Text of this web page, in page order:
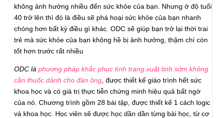
không ảnh hưởng nhiều đến sức khỏe của bạn. Nhưng ở độ tuổi
40 trở lên thì đó là điều sẽ phá hoại sức khỏe của bạn nhanh
chóng hơn bất kỳ điều gì khác. ODC sẽ giúp bạn trở lại thời trai
trẻ mà sức khỏe của bạn không hề bị ảnh hưởng, thậm chí còn
tốt hơn trước rất nhiều
ODC làphương pháp khắc phục tình trạng xuất tinh sớm không
cần thuốc dành cho đàn ông, được thiết kế giáo trình hết sức
khoa học và có giá trị thực tiễn chứng minh hiệu quả bất ngờ
của nó. Chương trình gồm 28 bài tập, được thiết kế 1 cách logic
và khoa học. Học viên sẽ được học dần dần từng bài học, từ cơ